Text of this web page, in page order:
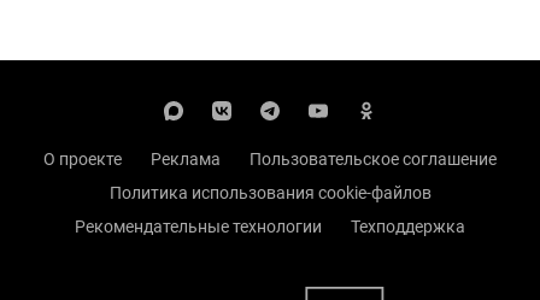
О проекте Реклама
Пользовательское соглашение
Политика использования cookie-файлов
Рекомендательные технологии
Техподдержка